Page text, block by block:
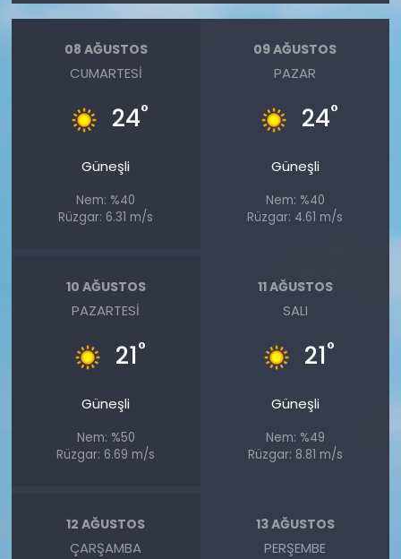
08 AĞUSTOS
CUMARTESI
24°
Güneşli
Nem: %40
Rüzgar: 6.31 m/s
09 AĞUSTOS
PAZAR
24°
Güneşli
Nem: %40
Rüzgar: 4.61 m/s
10 AĞUSTOS
PAZARTESI
21°
Güneşli
Nem: %50
Rüzgar: 6.69 m/s
11 AĞUSTOS
SALI
21°
Güneşli
Nem: %49
Rüzgar: 8.81 m/s
12 AĞUSTOS
ÇARŞAMBA
13 AĞUSTOS
PERŞEMBE